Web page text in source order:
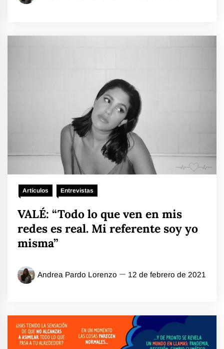
Artículos Entrevistas
VALÉ: “Todo lo que ven en mis
redes es real. Mi referente soy yo
misma”
Andrea Pardo Lorenzo 12 de febrero de 2021